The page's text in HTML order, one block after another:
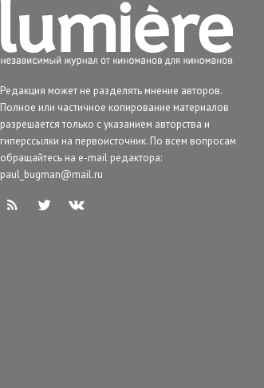
Редакция может не разделять мнение авторов.
Полное или частичное копирование материалов
разрешается только с указанием авторства и
гиперссылки на первоисточник. По всем вопросам
обращайтесь на e-mail редактора:
paul_bugman@mail.ru